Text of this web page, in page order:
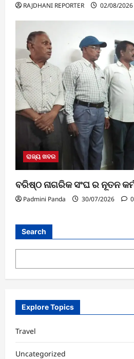
RAJDHANI REPORTER 02/08/2026
ରାଜ୍ୟ ଖବର
ବରିଷ୍ଠ ନାଗରିକ ସଂଘ ର ନୂତନ
Padmini Panda 30/07/2026 0
Search
Explore Topics
Travel
Uncategorized